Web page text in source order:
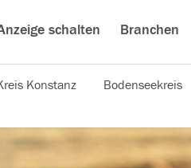
schalten Branchen
Konstanz Bodenseekreis